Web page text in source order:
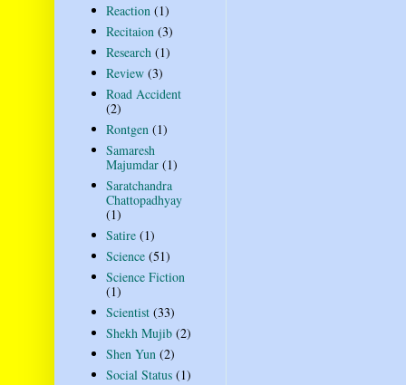
Reaction (1)
Recitaion (3)
Research (1)
Review (3)
Road Accident
(2)
Rontgen (1)
Samaresh
Majumdar (1)
Saratchandra
Chattopadhyay
(1)
Satire (1)
Science (51)
Science Fiction
(1)
Scientist (33)
Shekh Mujib (2)
Shen Yun (2)
Social Status (1)